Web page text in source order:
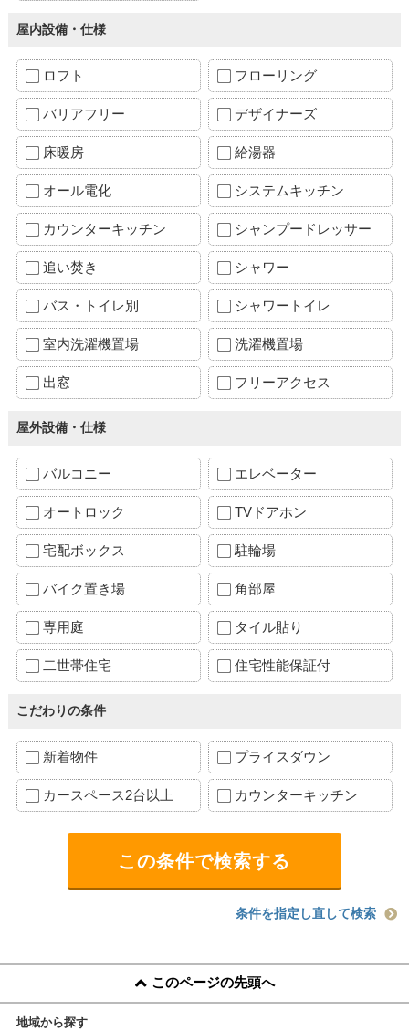
屋内設備・仕様
ロフト フローリング
バリアフリー デザイナーズ
床暖房 給湯器
オール電化 システムキッチン
カウンターキッチン シャンプードレッサー
追い焚き シャワー
バス・トイレ別 シャワートイレ
室内洗濯機置場 洗濯機置場
出窓 フリーアクセス
屋外設備・仕様
バルコニー エレベーター
オートロック TVドアホン
宅配ボックス 駐輪場
バイク置き場 角部屋
専用庭 タイル貼り
二世帯住宅 住宅性能保証付
こだわりの条件
新着物件 プライスダウン
カースペース2台以上 カウンターキッチン
条件を指定し直して検索
このページの先頭へ
地域から探す